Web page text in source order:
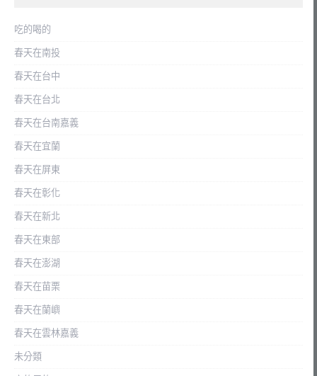
吃的喝的
春天在南投
春天在台中
春天在台北
春天在台南嘉義
春天在宜蘭
春天在屏東
春天在彰化
春天在新北
春天在東部
春天在澎湖
春天在苗栗
春天在蘭嶼
春天在雲林嘉義
未分類